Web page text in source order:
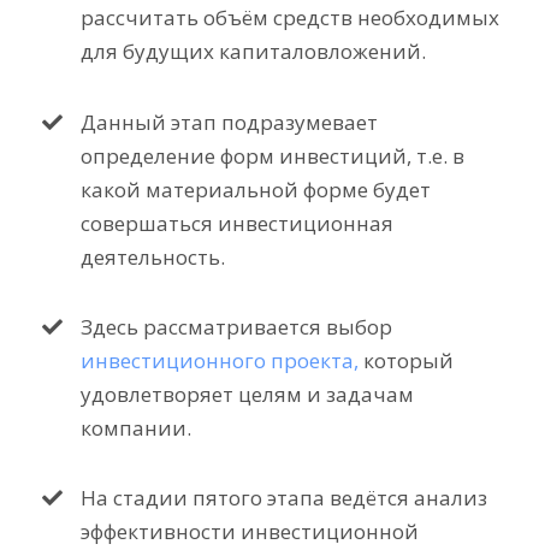
рассчитать объём средств необходимых
для будущих капиталовложений.
Данный этап подразумевает
определение форм инвестиций, т.е. в
какой материальной форме будет
совершаться инвестиционная
деятельность.
Здесь рассматривается выбор
инвестиционного проекта, который
удовлетворяет целям и задачам
компании.
На стадии пятого этапа ведётся анализ
эффективности инвестиционной